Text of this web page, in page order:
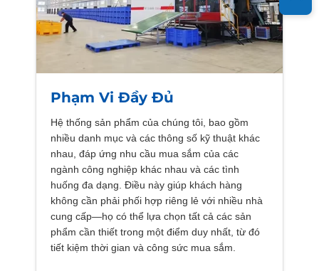
Phạm Vi Đầy Đủ
Hệ thống sản phẩm của chúng tôi, bao gồm
nhiều danh mục và các thông số kỹ thuật khác
nhau, đáp ứng nhu cầu mua sắm của các
ngành công nghiệp khác nhau và các tình
huống đa dạng. Điều này giúp khách hàng
không cần phải phối hợp riêng lẻ với nhiều nhà
cung cấp—họ có thể lựa chọn tất cả các sản
phẩm cần thiết trong một điểm duy nhất, từ đó
tiết kiệm thời gian và công sức mua sắm.